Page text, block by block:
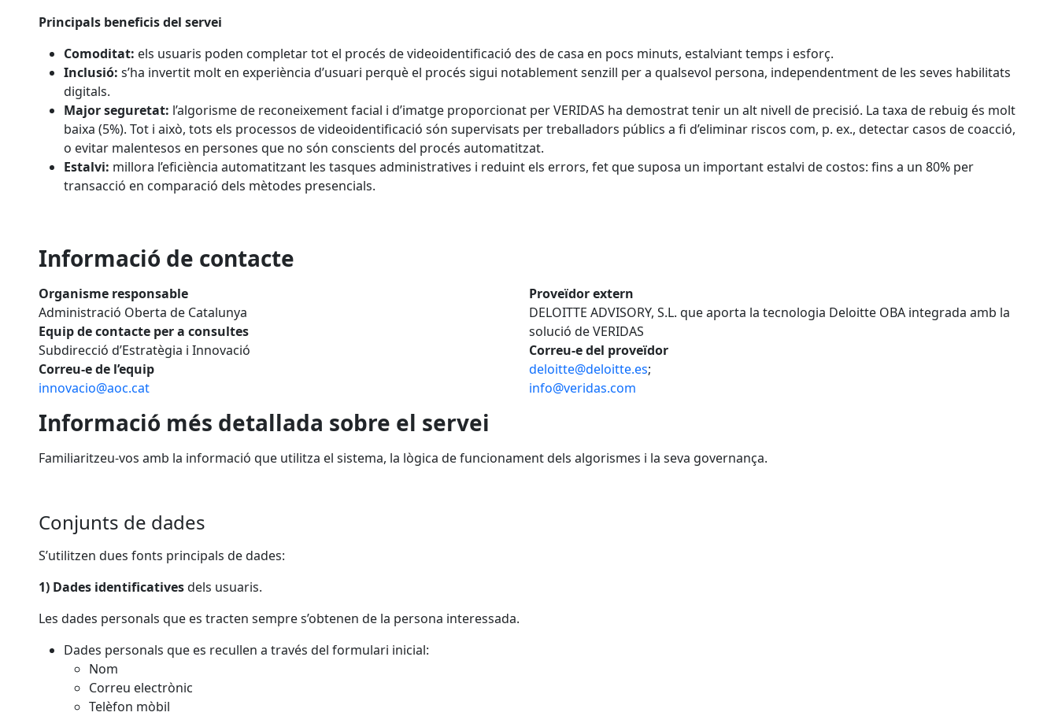
Principals beneficis del servei
Comoditat: els usuaris poden completar tot el procés de videoidentificació des de casa en pocs minuts, estalviant temps i esforç.
Inclusió: s’ha invertit molt en experiència d’usuari perquè el procés sigui notablement senzill per a qualsevol persona, independentment de les seves habilitats
digitals.
Major seguretat: l’algorisme de reconeixement facial i d’imatge proporcionat per VERIDAS ha demostrat tenir un alt nivell de precisió. La taxa de rebuig és molt
baixa (5%). Tot i això, tots els processos de videoidentificació són supervisats per treballadors públics a fi d’eliminar riscos com, p. ex., detectar casos de coacció,
o evitar malentesos en persones que no són conscients del procés automatitzat.
Estalvi: millora l’eficiència automatitzant les tasques administratives i reduint els errors, fet que suposa un important estalvi de costos: fins a un 80% per
transacció en comparació dels mètodes presencials.
Informació de contacte
Organisme responsable
Administració Oberta de Catalunya
Equip de contacte per a consultes
Subdirecció d’Estratègia i Innovació
Correu-e de l’equip
innovacio@aoc.cat
Proveïdor extern
DELOITTE ADVISORY, S.L. que aporta la tecnologia Deloitte OBA integrada amb la
solució de VERIDAS
Correu-e del proveïdor
deloitte@deloitte.es;
info@veridas.com
Informació més detallada sobre el servei
Familiaritzeu-vos amb la informació que utilitza el sistema, la lògica de funcionament dels algorismes i la seva governança.
Conjunts de dades
S’utilitzen dues fonts principals de dades:
1) Dades identificativesdels usuaris.
Les dades personals que es tracten sempre s’obtenen de la persona interessada.
Dades personals que es recullen a través del formulari inicial:
Nom
Correu electrònic
Telèfon mòbil